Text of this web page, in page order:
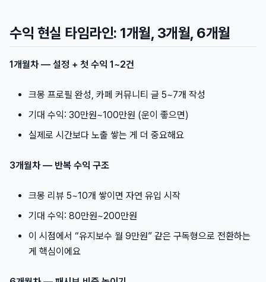
수익 현실 타임라인: 1개월, 3개월, 6개월
1개월차 — 설정 + 첫 수익 1~2건
크몽 프로필 완성, 카페 커뮤니티 글 5~7개 작성
기대 수익: 30만원~100만원 (운이 좋으면)
실제로 시간보다 노출 쌓는 게 더 중요해요
3개월차 — 반복 수익 구조
크몽 리뷰 5~10개 쌓이면 자연 유입 시작
기대 수익: 80만원~200만원
이 시점에서 “유지보수 월 9만원” 같은 구독형으로 전환하는
게 핵심이에요